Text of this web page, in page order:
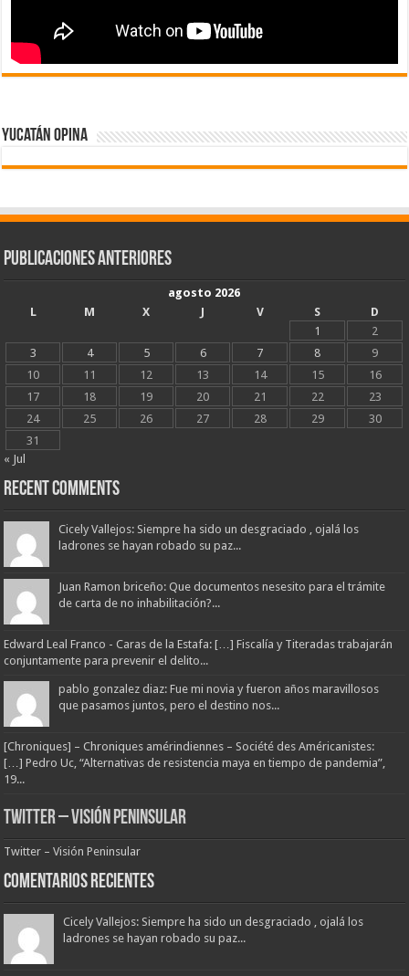
Yucatán Opina
Publicaciones Anteriores
agosto 2026
L
M X J V S
D
1
2
3
4 5 6 7 8
9
10
11 12 13 14 15
16
17
18 19 20 21 22
23
24
25 26 27 28 29
30
31
« Jul
Recent Comments
Cicely Vallejos: Siempre ha sido un desgraciado , ojalá los
ladrones se hayan robado su paz...
Juan Ramon briceño: Que documentos nesesito para el trámite
de carta de no inhabilitación?...
Edward Leal Franco - Caras de la Estafa: […] Fiscalía y Titeradas trabajarán
conjuntamente para prevenir el delito...
pablo gonzalez diaz: Fue mi novia y fueron años maravillosos
que pasamos juntos, pero el destino nos...
[Chroniques] – Chroniques amérindiennes – Société des Américanistes:
[…] Pedro Uc, “Alternativas de resistencia maya en tiempo de pandemia”,
19...
Twitter – Visión Peninsular
Twitter – Visión Peninsular
Comentarios Recientes
Cicely Vallejos: Siempre ha sido un desgraciado , ojalá los
ladrones se hayan robado su paz...